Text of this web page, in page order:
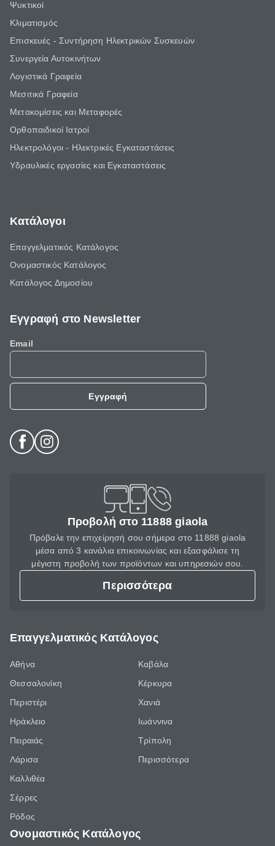
Ψυκτικοί
Κλιματισμός
Επισκευές - Συντήρηση Ηλεκτρικών Συσκευών
Συνεργεία Αυτοκινήτων
Λογιστικά Γραφεία
Μεσιτικά Γραφεία
Μετακομίσεις και Μεταφορές
Ορθοπαιδικοί Ιατροί
Ηλεκτρολόγοι - Ηλεκτρικές Εγκαταστάσεις
Υδραυλικές εργασίες και Εγκαταστάσεις
Κατάλογοι
Επαγγελματικός Κατάλογος
Ονομαστικός Κατάλογος
Κατάλογος Δημοσίου
Εγγραφή στο Newsletter
Email
Εγγραφή
Προβολή στο 11888 giaola
Πρόβαλε την επιχείρησή σου σήμερα στο 11888 giaola
μέσα από 3 κανάλια επικοινωνίας και εξασφάλισε τη
μέγιστη προβολή των προϊόντων και υπηρεσιών σου.
Περισσότερα
Επαγγελματικός Κατάλογος
Αθήνα
Θεσσαλονίκη
Περιστέρι
Ηράκλειο
Πειραιάς
Λάρισα
Καλλιθέα
Σέρρες
Ρόδος
Καβάλα
Κέρκυρα
Χανιά
Ιωάννινα
Τρίπολη
Περισσότερα
Ονομαστικός Κατάλογος